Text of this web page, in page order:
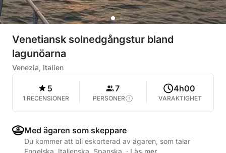
Venetiansk solnedgångstur bland
lagunöarna
Venezia, Italien
5
1 RECENSIONER
7
PERSONER
4h00
VARAKTIGHET
Med ägaren som skeppare
Du kommer att bli eskorterad av ägaren, som talar
Engelska, Italienska, Spanska. · Läs mer